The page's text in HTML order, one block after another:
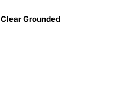
Clear Grounded